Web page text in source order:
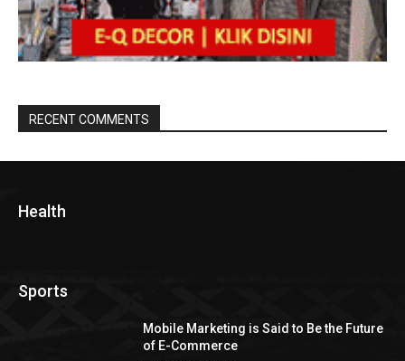
RECENT COMMENTS
Health
Sports
Mobile Marketing is Said to Be the Future
of E-Commerce